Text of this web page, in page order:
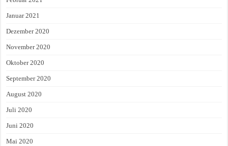
Januar 2021
Dezember 2020
November 2020
Oktober 2020
September 2020
August 2020
Juli 2020
Juni 2020
Mai 2020